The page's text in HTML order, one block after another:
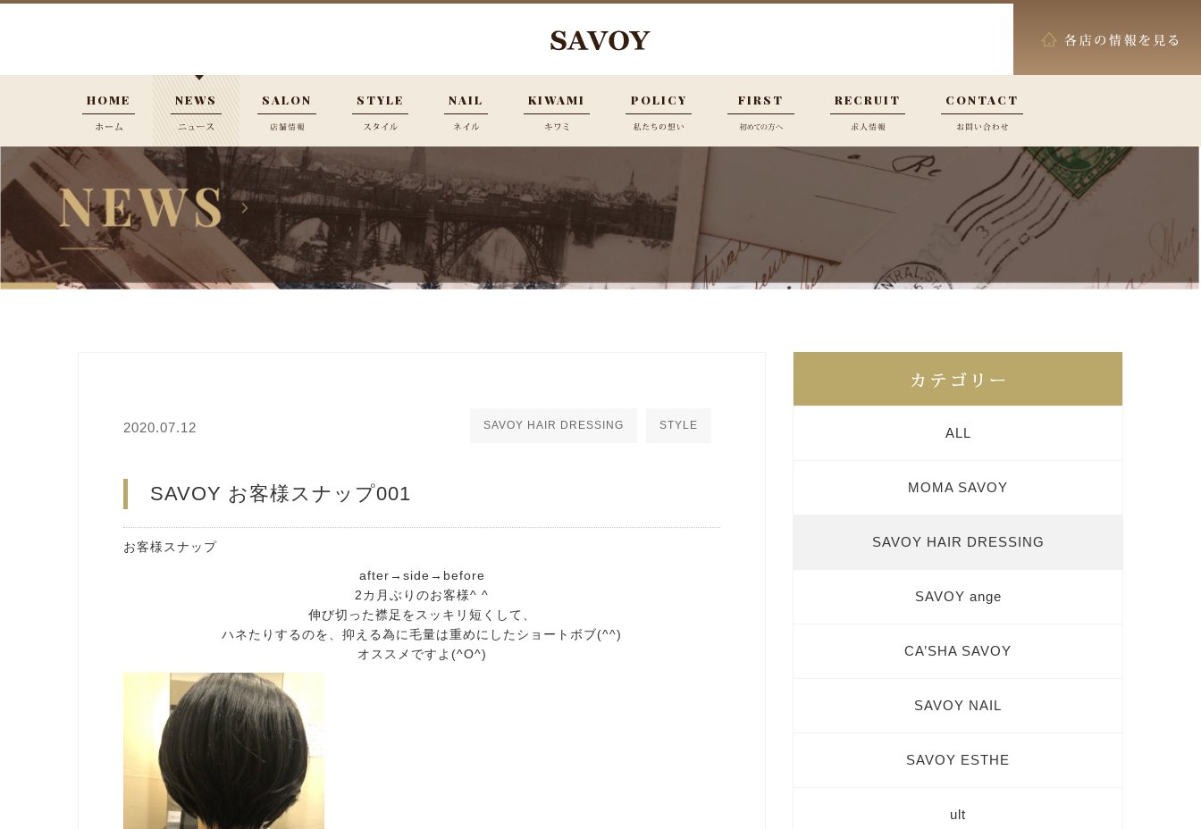
HOME NEWS SALON STYLE NAIL KIWAMI POLICY FIRST RECRUIT CONTACT
2020.07.12 SAVOY HAIR DRESSING STYLE
SAVOY お客様スナップ001
お客様スナップ
after→side→before
2カ月ぶりのお客様^ ^
伸び切った襟足をスッキリ短くして、
ハネたりするのを、抑える為に毛量は重めにしたショートボブ(^^)
オススメですよ(^O^)
ALL
MOMA SAVOY
SAVOY HAIR DRESSING
SAVOY ange
CA’SHA SAVOY
SAVOY NAIL
SAVOY ESTHE
ult